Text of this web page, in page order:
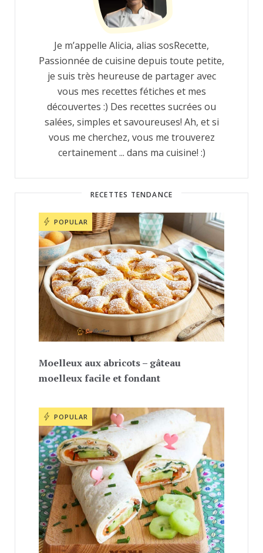
Je m’appelle Alicia, alias sosRecette,
Passionnée de cuisine depuis toute petite,
je suis très heureuse de partager avec
vous mes recettes fétiches et mes
découvertes :) Des recettes sucrées ou
salées, simples et savoureuses! Ah, et si
vous me cherchez, vous me trouverez
certainement ... dans ma cuisine! :)
RECETTES TENDANCE
POPULAR
Moelleux aux abricots – gâteau
moelleux facile et fondant
POPULAR